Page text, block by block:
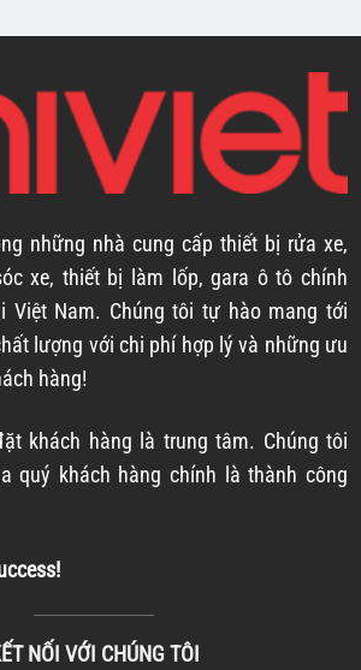
những nhà cung cấp thiết bị rửa xe,
xe, thiết bị làm lốp, gara ô tô chính
Việt Nam. Chúng tôi tự hào mang tới
lượng với chi phí hợp lý và những ưu
hàng!
khách hàng là trung tâm. Chúng tôi
quý khách hàng chính là thành công
NỐI VỚI CHÚNG TÔI